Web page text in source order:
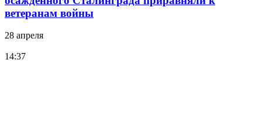
ветеранам войны
28 апреля
14:37